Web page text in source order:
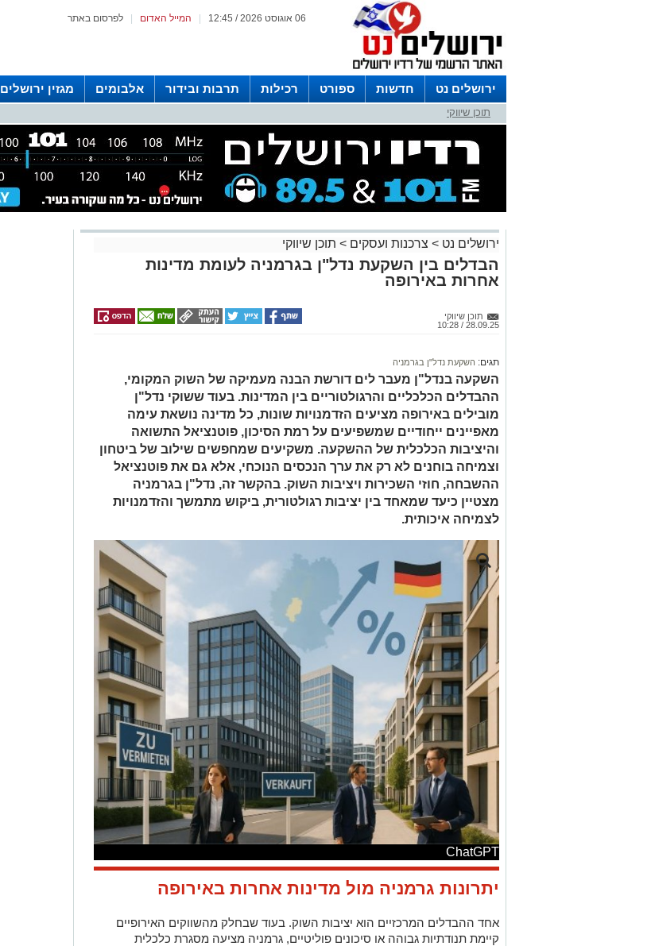
לפרסום באתר המייל האדום 06 אוגוסט 2026 / 12:45
ירושלים נט חדשות ספורט רכילות תרבות ובידור אלבומים מגזין ירושלים
לפרסום ברדיו צרו קשר
תוכן שיווקי
ירושלים נט > צרכנות ועסקים > תוכן שיווקי
הבדלים בין השקעת נדל"ן בגרמניה לעומת מדינות
אחרות באירופה
תוכן שיווקי
28.09.25 / 10:28
תגים: השקעת נדל"ן בגרמניה
השקעה בנדל"ן מעבר לים דורשת הבנה מעמיקה של השוק המקומי,
ההבדלים הכלכליים והרגולטוריים בין המדינות. בעוד ששוקי נדל"ן
מובילים באירופה מציעים הזדמנויות שונות, כל מדינה נושאת עימה
מאפיינים ייחודיים שמשפיעים על רמת הסיכון, פוטנציאל התשואה
והיציבות הכלכלית של ההשקעה. משקיעים שמחפשים שילוב של ביטחון
וצמיחה בוחנים לא רק את ערך הנכסים הנוכחי, אלא גם את פוטנציאל
ההשבחה, חוזי השכירות ויציבות השוק. בהקשר זה, נדל"ן בגרמניה
מצטיין כיעד שמאחד בין יציבות רגולטורית, ביקוש מתמשך והזדמנויות
לצמיחה איכותית.
ChatGPT
יתרונות גרמניה מול מדינות אחרות באירופה
אחד ההבדלים המרכזיים הוא יציבות השוק. בעוד שבחלק מהשווקים האירופיים
קיימת תנודתיות גבוהה או סיכונים פוליטיים, גרמניה מציעה מסגרת כלכלית